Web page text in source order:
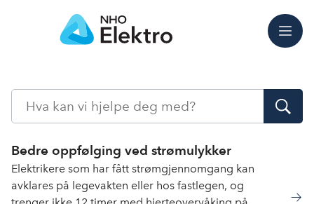
Meny
Søk
Bedre oppfølging ved strømulykker
Elektrikere som har fått strømgjennomgang kan
avklares på legevakten eller hos fastlegen, og